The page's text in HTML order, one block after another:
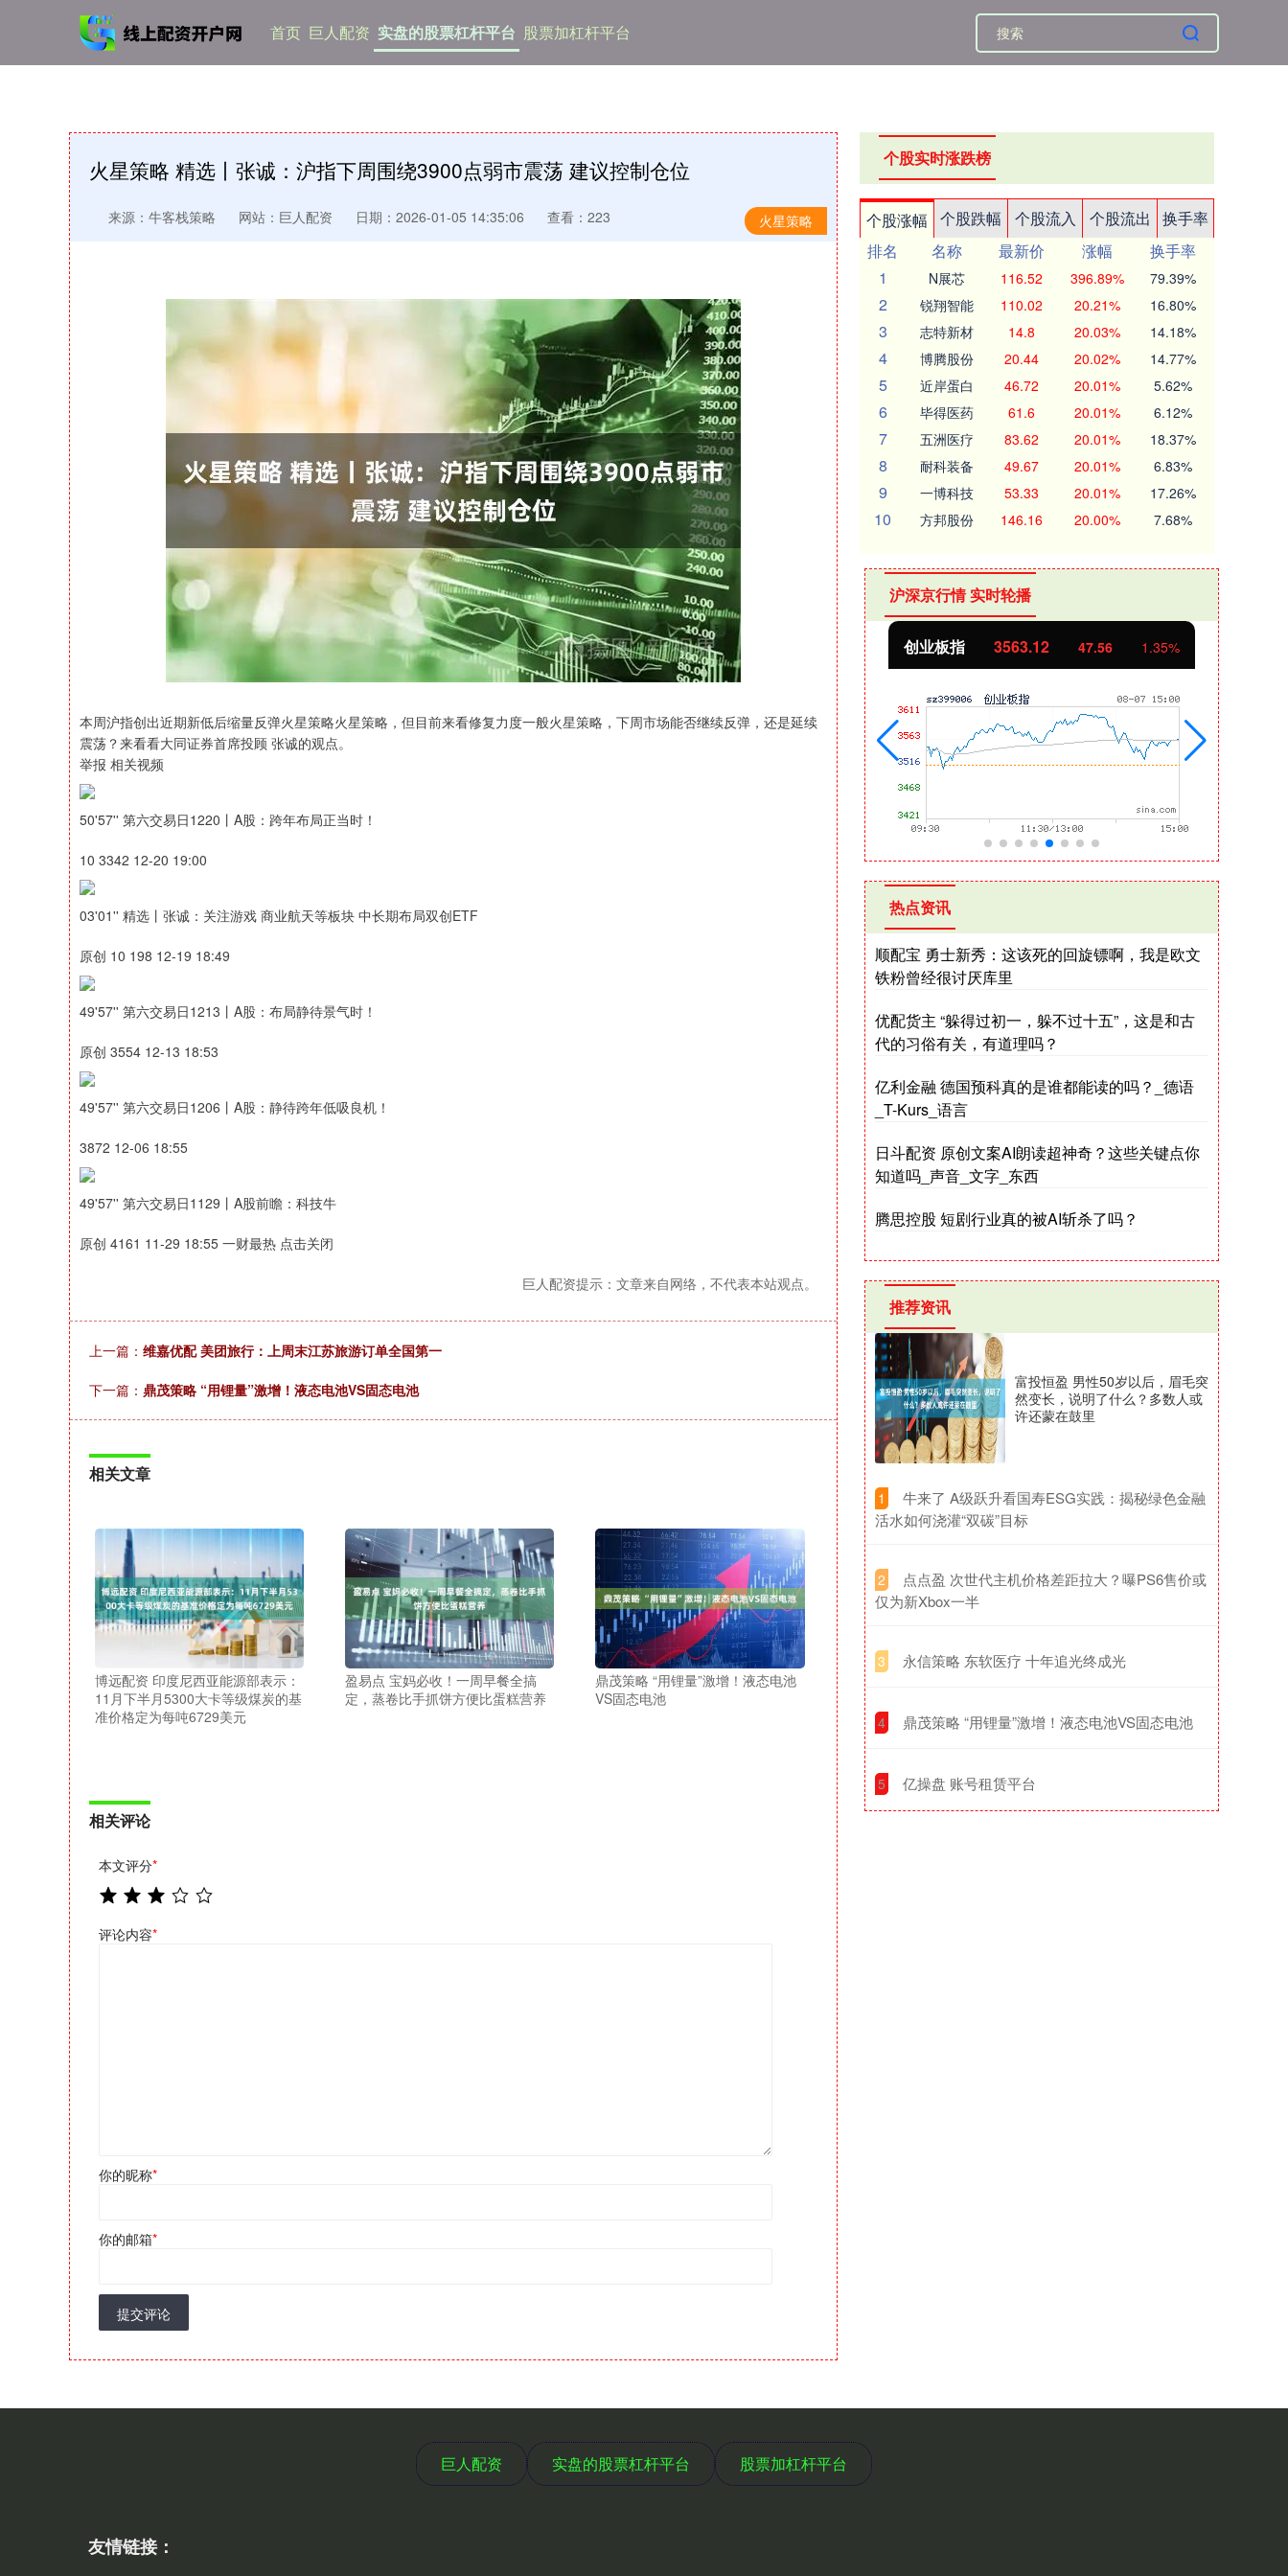
首页 巨人配资 实盘的股票杠杆平台 股票加杠杆平台
火星策略 精选丨张诚：沪指下周围绕3900点弱市震荡 建议控制仓位
火星策略
来源：牛客栈策略 网站：巨人配资 日期：2026-01-05 14:35:06 查看：223
本周沪指创出近期新低后缩量反弹火星策略火星策略，但目前来看修复力度一般火星策略，下周市场能否继续反弹，还是延续
震荡？来看看大同证券首席投顾 张诚的观点。
举报 相关视频
50'57'' 第六交易日1220丨A股：跨年布局正当时！
10 3342 12-20 19:00
03'01'' 精选丨张诚：关注游戏 商业航天等板块 中长期布局双创ETF
原创 10 198 12-19 18:49
49'57'' 第六交易日1213丨A股：布局静待景气时！
原创 3554 12-13 18:53
49'57'' 第六交易日1206丨A股：静待跨年低吸良机！
3872 12-06 18:55
49'57'' 第六交易日1129丨A股前瞻：科技牛
原创 4161 11-29 18:55 一财最热 点击关闭
巨人配资提示：文章来自网络，不代表本站观点。
上一篇： 维嘉优配 美团旅行：上周末江苏旅游订单全国第一
下一篇： 鼎茂策略 “用锂量”激增！液态电池VS固态电池
相关文章
博远配资 印度尼西亚能源部表示：
11月下半月5300大卡等级煤炭的基
准价格定为每吨6729美元
盈易点 宝妈必收！一周早餐全搞
定，蒸卷比手抓饼方便比蛋糕营养
鼎茂策略 “用锂量”激增！液态电池
VS固态电池
相关评论
本文评分*
评论内容*
你的昵称*
你的邮箱*
提交评论
个股实时涨跌榜
个股涨幅 个股跌幅 个股流入 个股流出
换手率
排名
名称 最新价 涨幅
换手率
1
N展芯 116.52 396.89% 79.39%
2 锐翔智能 110.02 20.21% 16.80%
3 志特新材 14.8 20.03% 14.18%
4 博腾股份 20.44 20.02% 14.77%
5 近岸蛋白 46.72 20.01% 5.62%
6 毕得医药 61.6 20.01% 6.12%
7 五洲医疗 83.62 20.01% 18.37%
8 耐科装备 49.67 20.01% 6.83%
9 一博科技 53.33 20.01% 17.26%
10 方邦股份 146.16 20.00% 7.68%
沪深京行情 实时轮播
沪深300 4694.44 43.13 0.93% 北证50 1134.24 11.37 创业板指 3563.12 47.56 1.35%
热点资讯
顺配宝 勇士新秀：这该死的回旋镖啊，我是欧文
铁粉曾经很讨厌库里
优配货主 “躲得过初一，躲不过十五”，这是和古
代的习俗有关，有道理吗？
亿利金融 德国预科真的是谁都能读的吗？_德语
_T-Kurs_语言
日斗配资 原创文案AI朗读超神奇？这些关键点你
知道吗_声音_文字_东西
腾思控股 短剧行业真的被AI斩杀了吗？
推荐资讯
富投恒盈 男性50岁以后，眉毛突
然变长，说明了什么？多数人或
许还蒙在鼓里
1
​牛来了 A级跃升看国寿ESG实践：揭秘绿色金融
活水如何浇灌“双碳”目标
2
​点点盈 次世代主机价格差距拉大？曝PS6售价或
仅为新Xbox一半
3 ​永信策略 东软医疗 十年追光终成光
4 ​鼎茂策略 “用锂量”激增！液态电池VS固态电池
5 ​亿操盘 账号租赁平台
巨人配资 实盘的股票杠杆平台 股票加杠杆平台
友情链接：